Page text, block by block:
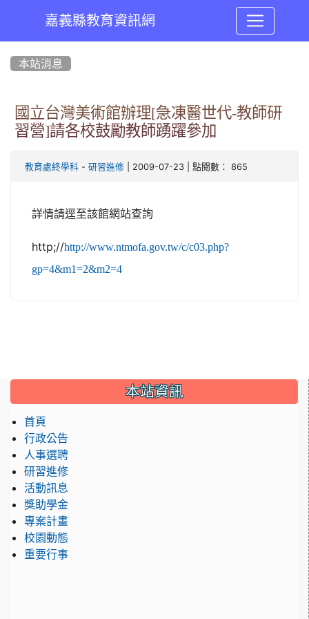
嘉義縣教育資訊網
本站消息
國立台灣美術館辦理[急凍醫世代-教師研
習營]請各校鼓勵教師踴躍參加
教育處終學科 - 研習進修 | 2009-07-23 | 點閱數： 865
詳情請逕至該館網站查詢
http;//http://www.ntmofa.gov.tw/c/c03.php?
gp=4&m1=2&m2=4
::: 本站資訊
首頁
行政公告
人事選聘
研習進修
活動訊息
獎助學金
專案計畫
校園動態
重要行事